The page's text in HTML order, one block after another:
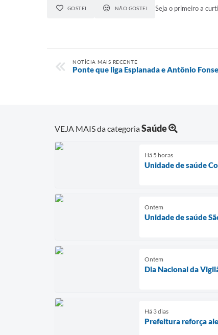
GOSTEI NÃO GOSTEI Seja o primeiro a
NOTÍCIA MAIS RECENTE
Ponte que liga Esplanada e Antônio
VEJA MAIS da categoriaSaúde
Há 5 horas
Unidade de saúde
Ontem
Unidade de saúde
Ontem
Dia Nacional da
Há 3 dias
Prefeitura reforça